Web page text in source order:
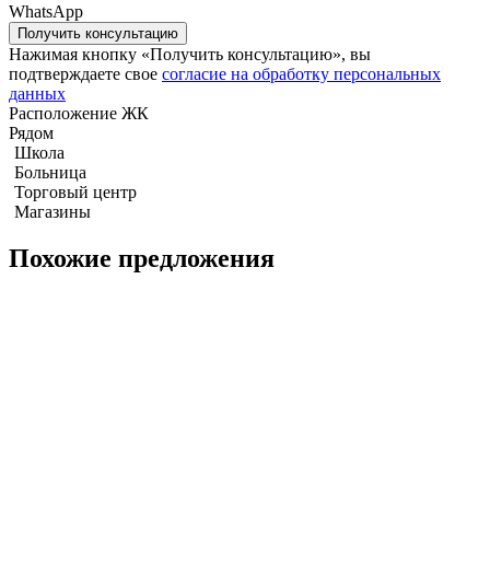
WhatsApp
Нажимая кнопку «Получить консультацию», вы
подтверждаете свое согласие на обработку персональных
данных
Расположение ЖК
Квартира с 1-й спальней 49м2 в Zire Wongamat
Рядом
Школа
Больница
Торговый центр
Магазины
Похожие предложения